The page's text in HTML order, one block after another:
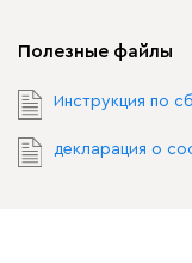
Полезные файлы
Инструкция по
декларация о